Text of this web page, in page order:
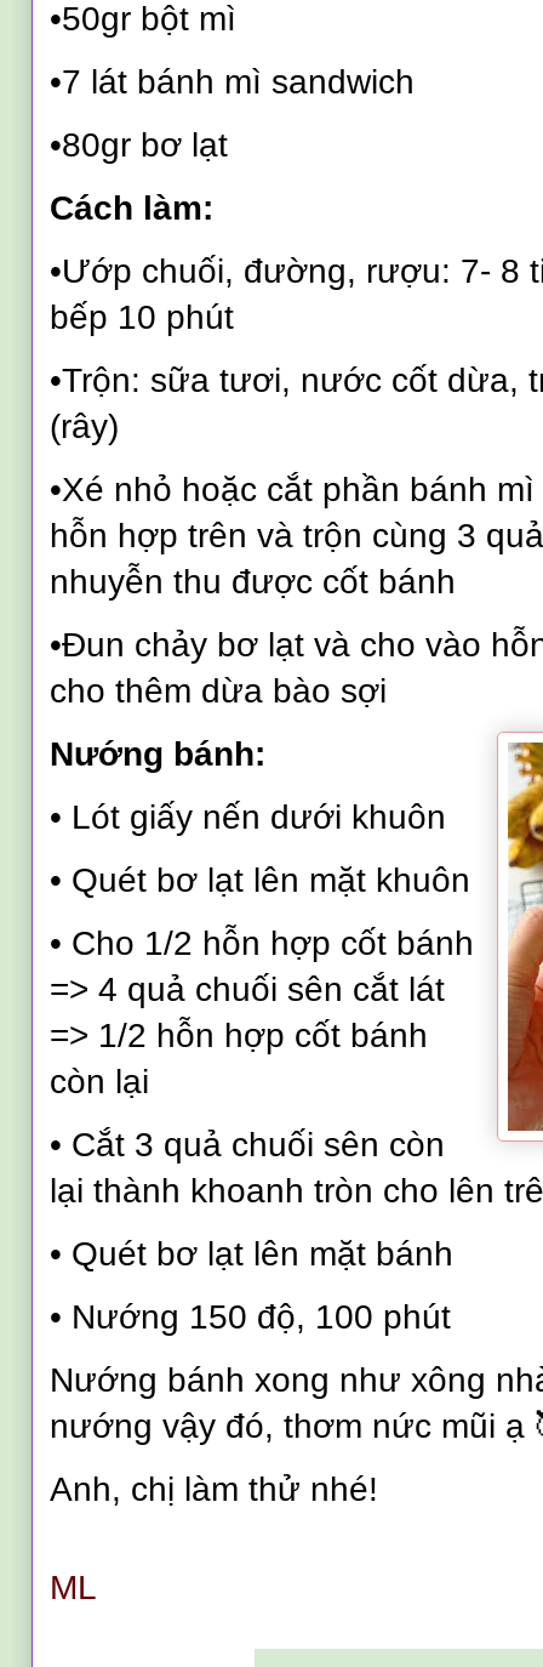
•50gr bột mì
•7 lát bánh mì sandwich
•80gr bơ lạt
Cách làm:
•Ướp chuối, đường, rượu: 7- 8
bếp 10 phút
•Trộn: sữa tươi, nước cốt dừa,
(rây)
•Xé nhỏ hoặc cắt phần bánh
hỗn hợp trên và trộn cùng 3
nhuyễn thu được cốt bánh
•Đun chảy bơ lạt và cho vào
cho thêm dừa bào sợi
Nướng bánh:
• Lót giấy nến dưới khuôn
• Quét bơ lạt lên mặt khuôn
• Cho 1/2 hỗn hợp cốt bánh
=> 4 quả chuối sên cắt lát
=> 1/2 hỗn hợp cốt bánh
còn lại
• Cắt 3 quả chuối sên còn
lại thành khoanh tròn cho lên
• Quét bơ lạt lên mặt bánh
• Nướng 150 độ, 100 phút
Nướng bánh xong như xông
nướng vậy đó, thơm nức mũi ạ
Anh, chị làm thử nhé!
ML